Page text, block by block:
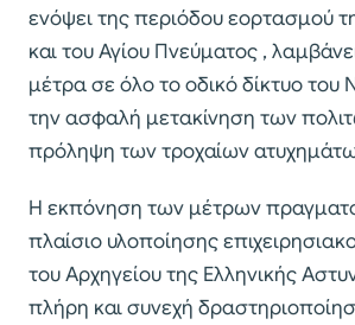
ενόψει της περιόδου εορτασμού
και του Αγίου Πνεύματος ,
μέτρα σε όλο το οδικό δίκτυο
την ασφαλή μετακίνηση των
πρόληψη των τροχαίων
Η εκπόνηση των μέτρων
πλαίσιο υλοποίησης
του Αρχηγείου της Ελληνικής
πλήρη και συνεχή